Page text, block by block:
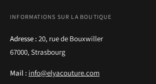
INFORMATIONS SUR LA BOUTIQUE
Adresse : 20, rue de Bouxwiller
67000, Strasbourg
Mail : info@elyacouture.com